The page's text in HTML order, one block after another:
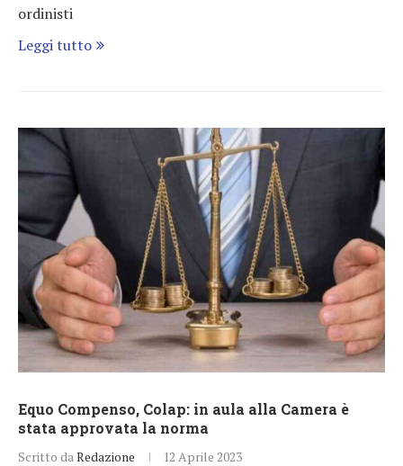
ordinisti
Leggi tutto
Equo Compenso, Colap: in aula alla Camera è
stata approvata la norma
Scritto da Redazione 12 Aprile 2023